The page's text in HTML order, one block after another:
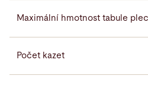
Maximální hmotnost tabule
Počet kazet